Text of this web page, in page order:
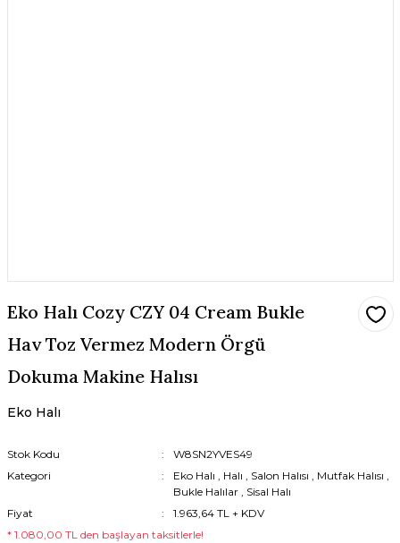
Eko Halı Cozy CZY 04 Cream Bukle
Hav Toz Vermez Modern Örgü
Dokuma Makine Halısı
Eko Halı
Stok Kodu
W8SN2YVES49
Kategori
Eko Halı , Halı , Salon Halısı , Mutfak Halısı ,
Bukle Halılar , Sisal Halı
Fiyat
1.963,64 TL + KDV
* 1.080,00 TL den başlayan taksitlerle!